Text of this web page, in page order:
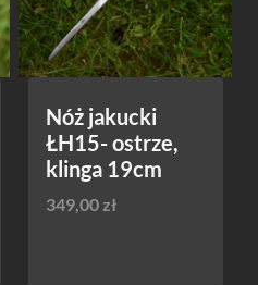
Nóż jakucki
ŁH15- ostrze,
klinga 19cm
349,00 zł